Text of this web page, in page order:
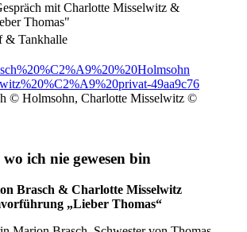
mit Charlotte Misselwitz &
Thomas"
& Tankhalle
© Holmsohn, Charlotte Misselwitz ©
ich nie gewesen bin
Brasch & Charlotte Misselwitz
„Lieber Thomas“